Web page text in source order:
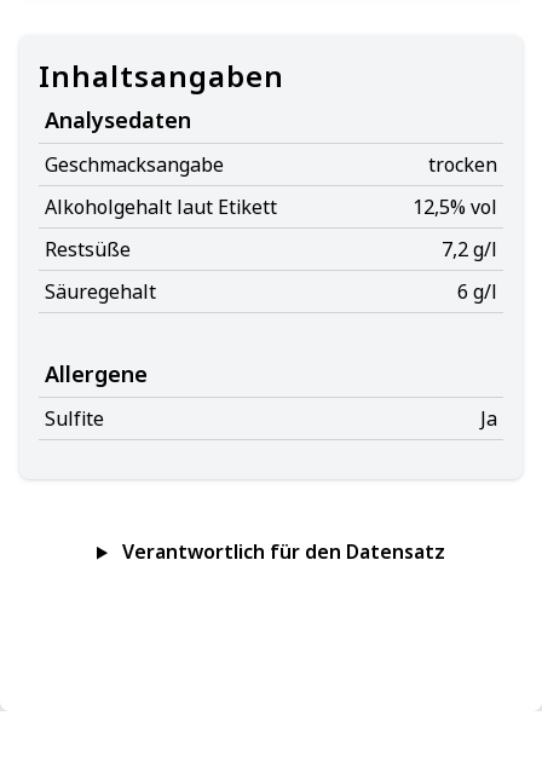
Inhaltsangaben
Analysedaten
Geschmacksangabe
trocken
Alkoholgehalt laut Etikett
12,5% vol
Restsüße
7,2 g/l
Säuregehalt
6 g/l
Allergene
Sulfite Ja
Verantwortlich für den Datensatz